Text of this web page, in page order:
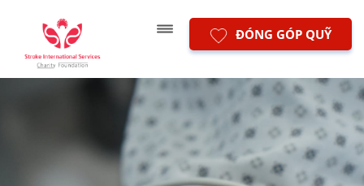
ĐÓNG GÓP QUỸ